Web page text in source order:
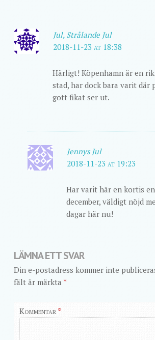
Jul, Strålande Jul
2018-11-23 at 18:38
Härligt! Köpenhamn är en
stad, har dock bara varit där
gott fikat ser ut.
Jennys Jul
2018-11-23 at 19:23
Har varit här en kortis
december, väldigt nöjd
dagar här nu!
LÄMNA ETT SVAR
Din e-postadress kommer inte
fält är märkta *
Kommentar *